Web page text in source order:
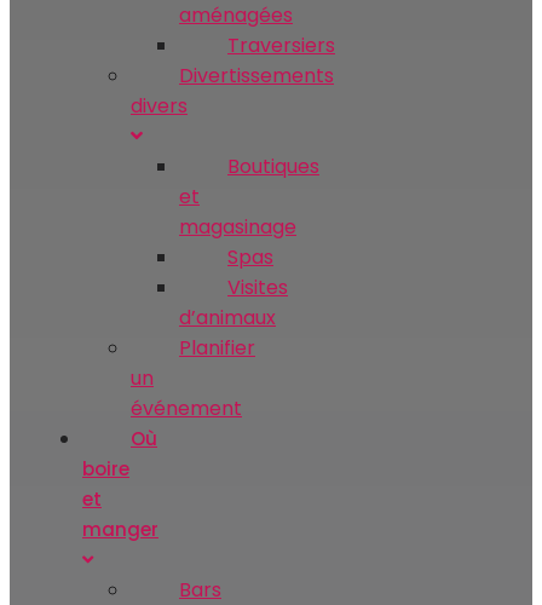
aménagées
Traversiers
Divertissements
divers
Boutiques
et
magasinage
Spas
Visites
d’animaux
Planifier
un
événement
Où
boire
et
manger
Bars